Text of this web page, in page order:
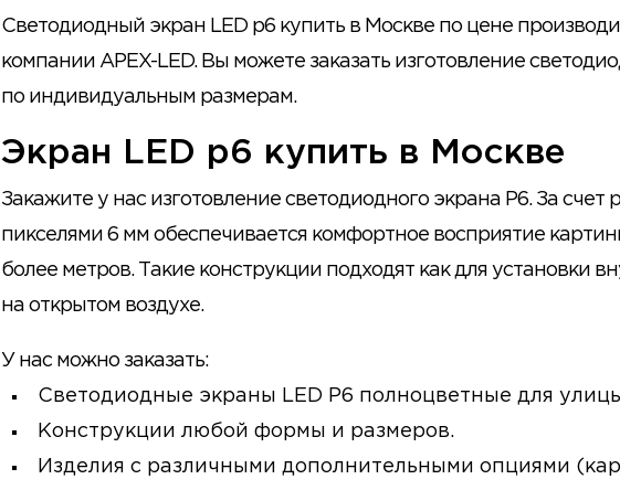
Светодиодный экран LED p6 купить в Москве по цене
компании APEX-LED. Вы можете заказать изготовление
по индивидуальным размерам.
Экран LED p6 купить в Москве
Закажите у нас изготовление светодиодного экрана P6. За счет
пикселями 6 мм обеспечивается комфортное восприятие
более метров. Такие конструкции подходят как для установки
на открытом воздухе.
У нас можно заказать:
Светодиодные экраны LED P6 полноцветные для
Конструкции любой формы и размеров.
Изделия с различными дополнительными опциями